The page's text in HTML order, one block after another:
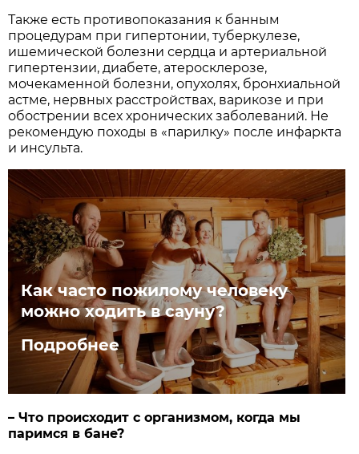
Также есть противопоказания к банным
процедурам при гипертонии, туберкулезе,
ишемической болезни сердца и артериальной
гипертензии, диабете, атеросклерозе,
мочекаменной болезни, опухолях, бронхиальной
астме, нервных расстройствах, варикозе и при
обострении всех хронических заболеваний. Не
рекомендую походы в «парилку» после инфаркта
и инсульта.
Как часто пожилому человеку
можно ходить в сауну?
Подробнее
– Что происходит с организмом, когда мы
паримся в бане?